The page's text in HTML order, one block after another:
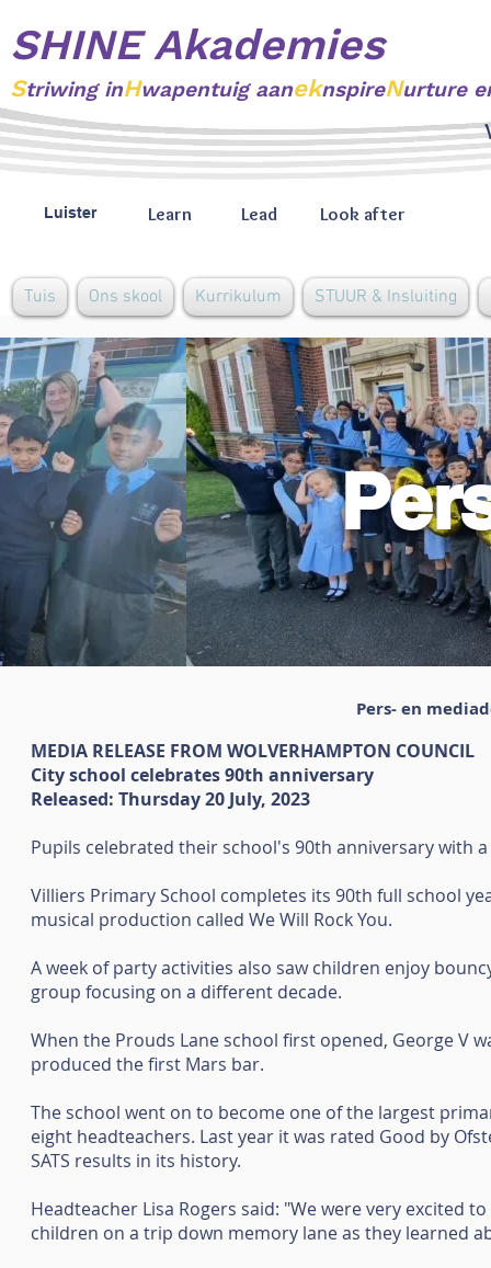
SHINE Akademies
Striwing inHwapentuig aaneknspireNurture
Luister Learn Lead Look after
Tuis Ons skool Kurrikulum STUUR & Insluiting
Pers- en
MEDIA RELEASE FROM WOLVERHAMPTON COUNCIL
City school celebrates 90th anniversary
Released: Thursday 20 July, 2023
Pupils celebrated their school's 90th anniversary with
Villiers Primary School completes its 90th full school
musical production called We Will Rock You.
A week of party activities also saw children enjoy
group focusing on a different decade.
When the Prouds Lane school first opened, George V
produced the first Mars bar.
The school went on to become one of the largest
eight headteachers. Last year it was rated Good by
SATS results in its history.
Headteacher Lisa Rogers said: "We were very excited
children on a trip down memory lane as they learned